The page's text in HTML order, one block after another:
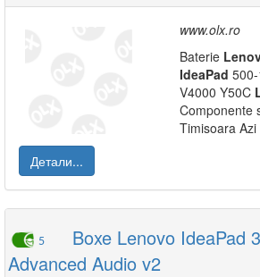
www.olx.ro
Baterie
IdeaPad
V4000 Y50C
Componente
Timisoara Azi
Детали...
5
Boxe Lenovo IdeaPad
Advanced Audio v2